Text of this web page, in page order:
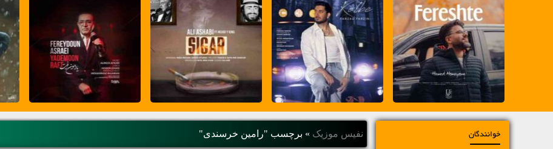
خوانندگان نفیس موزیک » برچسب "رامین خرسندی"